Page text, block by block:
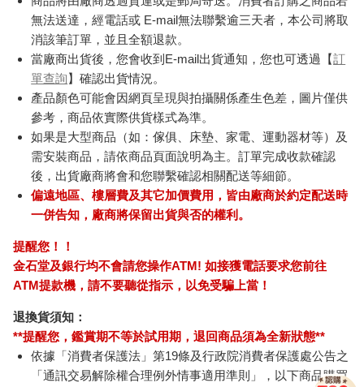
無法送達，經電話或 E-mail無法聯繫逾三天者，本公司將取
消該筆訂單，並且全額退款。
當廠商出貨後，您會收到E-mail出貨通知，您也可透過【訂
單查詢】確認出貨情況。
產品顏色可能會因網頁呈現與拍攝關係產生色差，圖片僅供
參考，商品依實際供貨樣式為準。
如果是大型商品（如：傢俱、床墊、家電、運動器材等）及
需安裝商品，請依商品頁面說明為主。訂單完成收款確認
後，出貨廠商將會和您聯繫確認相關配送等細節。
偏遠地區、樓層費及其它加價費用，皆由廠商於約定配送時
一併告知，廠商將保留出貨與否的權利。
提醒您！！
金石堂及銀行均不會請您操作ATM! 如接獲電話要求您前往
ATM提款機，請不要聽從指示，以免受騙上當！
退換貨須知：
**提醒您，鑑賞期不等於試用期，退回商品須為全新狀態**
依據「消費者保護法」第19條及行政院消費者保護處公告之
「通訊交易解除權合理例外情事適用準則」，以下商品購買